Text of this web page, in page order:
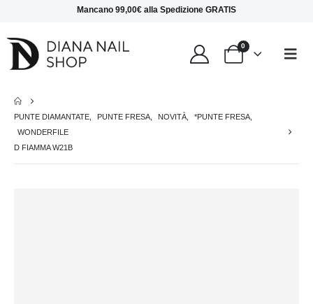
Mancano 99,00€ alla Spedizione GRATIS
0
PUNTE DIAMANTATE PUNTE FRESA NOVITÀ *PUNTE FRESA
WONDERFILE
D FIAMMA W21B